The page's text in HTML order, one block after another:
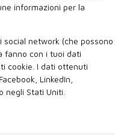
informazioni per la
social network (che possono
fanno con i tuoi dati
cookie. I dati ottenuti
LinkedIn,
negli Stati Uniti.